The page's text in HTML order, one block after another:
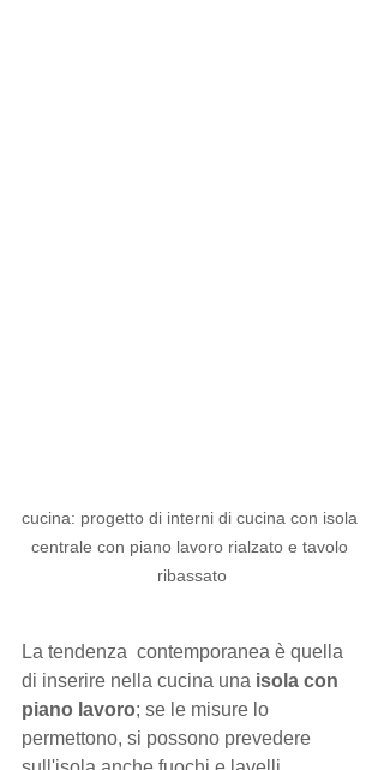
cucina: progetto di interni di cucina con isola
centrale con piano lavoro rialzato e tavolo
ribassato
La tendenza  contemporanea è quella
di inserire nella cucina una isola con
piano lavoro; se le misure lo
permettono, si possono prevedere